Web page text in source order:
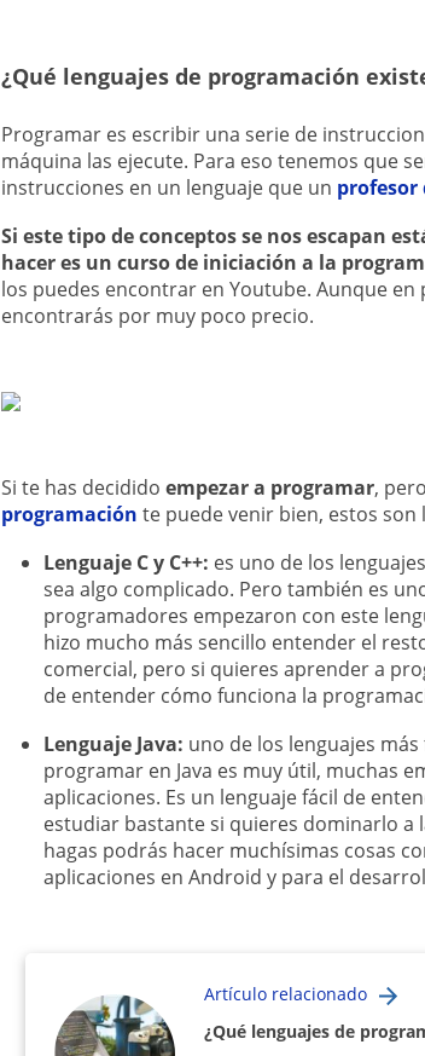
¿Qué lenguajes de programación
Programar es escribir una serie de
máquina las ejecute. Para eso tenemos que
instrucciones en un lenguaje que un profesor
Si este tipo de conceptos se nos escapan
hacer es un curso de iniciación a la
los puedes encontrar en Youtube. Aunque
encontrarás por muy poco precio.
Si te has decidido empezar a programar,
programación te puede venir bien, estos son
Lenguaje C y C++: es uno de los
sea algo complicado. Pero también es
programadores empezaron con este
hizo mucho más sencillo entender el
comercial, pero si quieres aprender a
de entender cómo funciona la
Lenguaje Java: uno de los lenguajes
programar en Java es muy útil, muchas
aplicaciones. Es un lenguaje fácil de
estudiar bastante si quieres dominarlo a
hagas podrás hacer muchísimas cosas
aplicaciones en Android y para el
Artículo relacionado
¿Qué lenguajes de